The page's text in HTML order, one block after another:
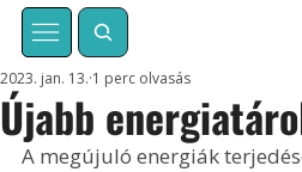
Újabb
2023. jan. 13. 1 perc olvasás
A megújuló energiák